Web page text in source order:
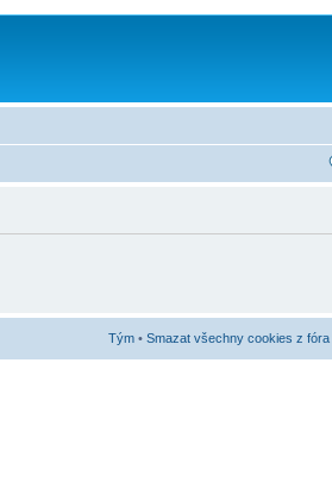
Tým • Smazat všechny cookies z fóra